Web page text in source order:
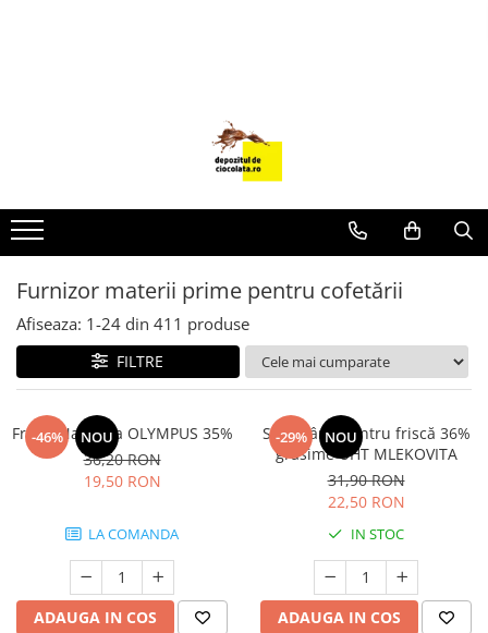
GLAZURI, UMPLUTURI, CREME
USTENSILE SI FORME SILICON
PASTA DE ZAHAR
AMBALAJE
DIVERSE
FRISCA, UNT, LAPTE CONDENSAT
COJI TARTE
AROME
Furnizor materii prime pentru cofetării
Afiseaza: 1-24 din 411 produse
FILTRE
-46% NOU
Frisca Naturala OLYMPUS 35%
36,20 RON
19,50 RON
LA COMANDA
ADAUGA IN COS
-29% NOU
Smântână pentru friscă 36%
grăsime UHT MLEKOVITA
31,90 RON
22,50 RON
IN STOC
ADAUGA IN COS